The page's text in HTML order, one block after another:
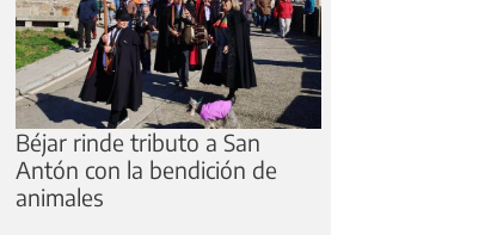
Béjar rinde tributo a San
Antón con la bendición de
animales